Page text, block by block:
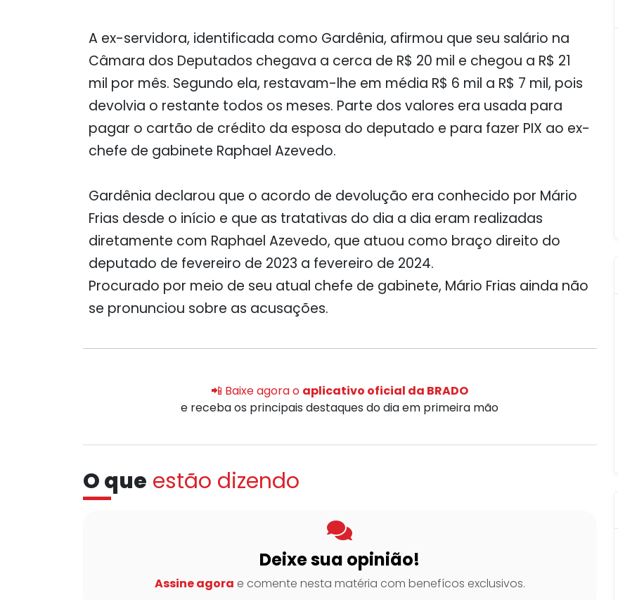
A ex-servidora, identificada como Gardênia, afirmou que seu salário na
Câmara dos Deputados chegava a cerca de R$ 20 mil e chegou a R$ 21
mil por mês. Segundo ela, restavam-lhe em média R$ 6 mil a R$ 7 mil, pois
devolvia o restante todos os meses. Parte dos valores era usada para
pagar o cartão de crédito da esposa do deputado e para fazer PIX ao ex-
chefe de gabinete Raphael Azevedo.
Gardênia declarou que o acordo de devolução era conhecido por Mário
Frias desde o início e que as tratativas do dia a dia eram realizadas
diretamente com Raphael Azevedo, que atuou como braço direito do
deputado de fevereiro de 2023 a fevereiro de 2024.
Procurado por meio de seu atual chefe de gabinete, Mário Frias ainda não
se pronunciou sobre as acusações.
📲 Baixe agora o aplicativo oficial da BRADO
e receba os principais destaques do dia em primeira mão
O que estão dizendo
Deixe sua opinião!
Assine agora e comente nesta matéria com benefícos exclusivos.